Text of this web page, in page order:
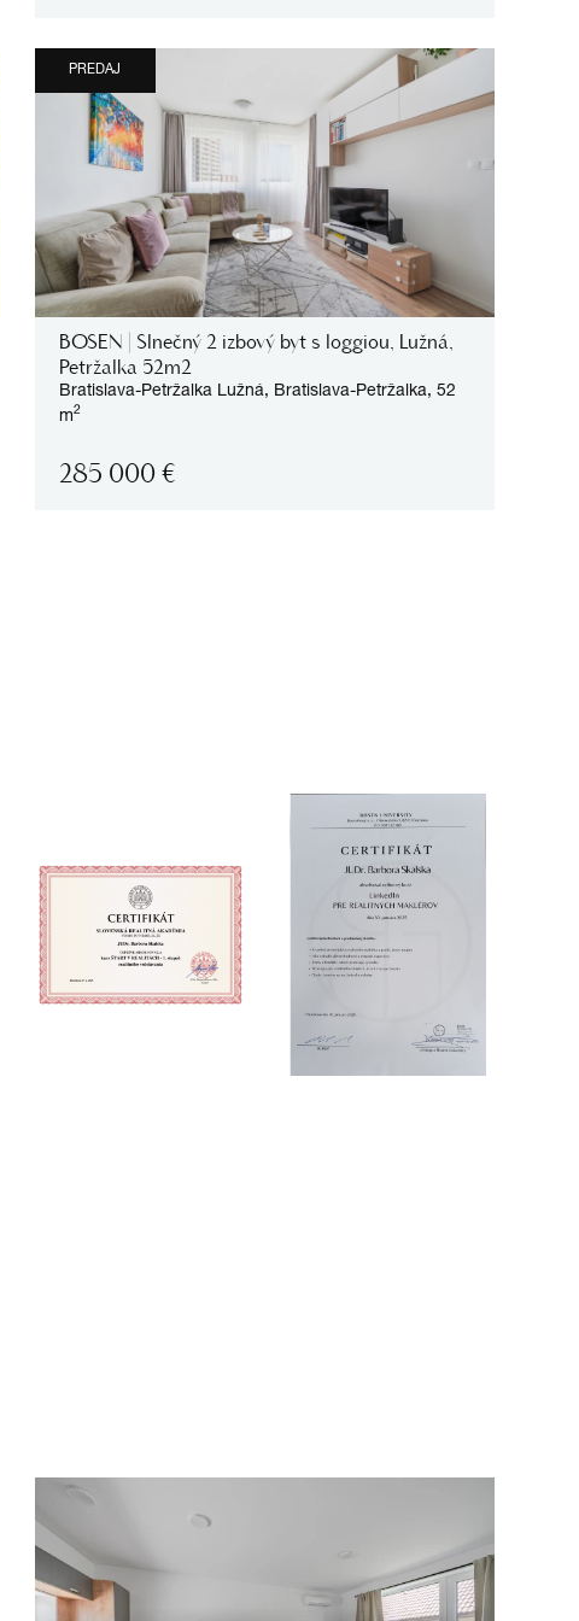
PREDAJ
BOSEN | Slnečný 2 izbový byt s loggiou, Lužná,
Petržalka 52m2
Bratislava-Petržalka Lužná, Bratislava-Petržalka, 52
m2
285 000 €